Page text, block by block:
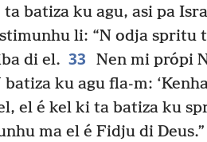
batiza ku agu, asi pa
li: “N odja spritu
di el. 33
Nen mi própi
batiza ku agu fla-m:
el é kel ki ta batiza ku
ma el é Fidju di Deus.”